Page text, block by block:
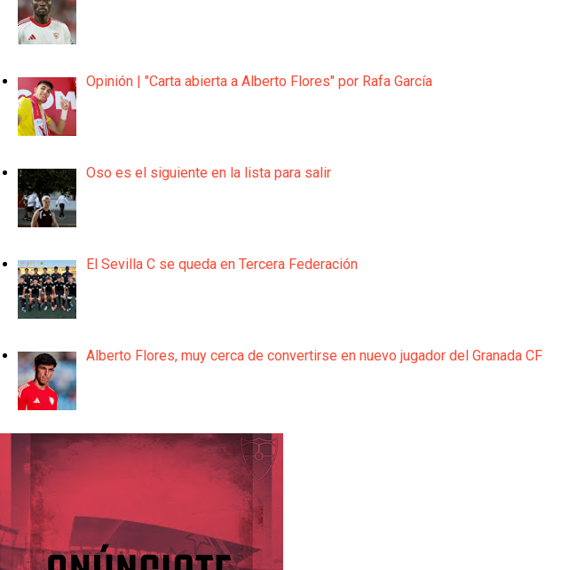
Opinión | "Carta abierta a Alberto Flores" por Rafa García
Oso es el siguiente en la lista para salir
El Sevilla C se queda en Tercera Federación
Alberto Flores, muy cerca de convertirse en nuevo jugador del Granada CF